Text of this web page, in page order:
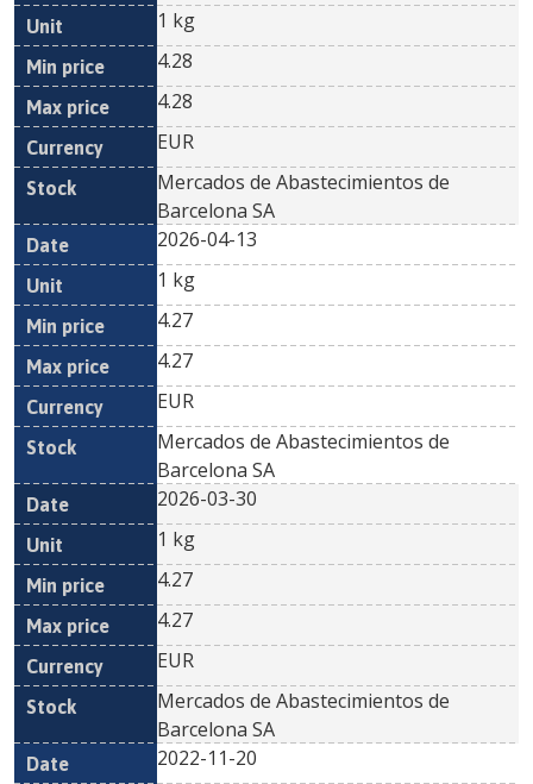
1 kg
4.28
4.28
EUR
Mercados de Abastecimientos de
Barcelona SA
2026-04-13
1 kg
4.27
4.27
EUR
Mercados de Abastecimientos de
Barcelona SA
2026-03-30
1 kg
4.27
4.27
EUR
Mercados de Abastecimientos de
Barcelona SA
2022-11-20